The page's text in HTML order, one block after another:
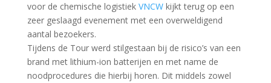
voor de chemische logistiek VNCW kijkt terug op een
zeer geslaagd evenement met een overweldigend
aantal bezoekers.
Tijdens de Tour werd stilgestaan bij de risico’s van een
brand met lithium-ion batterijen en met name de
noodprocedures die hierbij horen. Dit middels zowel